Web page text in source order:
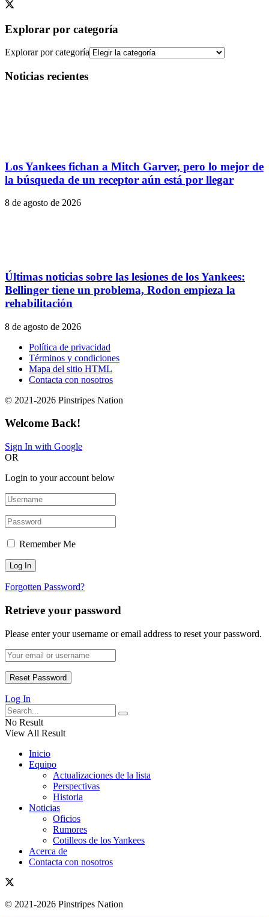
Explorar por categoría
Explorar por categoría
Noticias recientes
Los Yankees fichan a Mitch Garver, pero lo mejor de
la búsqueda de un receptor aún está por llegar
8 de agosto de 2026
Últimas noticias sobre las lesiones de los Yankees:
Bellinger tiene un problema, Rodon empieza la
rehabilitación
8 de agosto de 2026
Política de privacidad
Términos y condiciones
Mapa del sitio HTML
Contacta con nosotros
© 2021-2026 Pinstripes Nation
Welcome Back!
Sign In with Google
OR
Login to your account below
Remember Me
Forgotten Password?
Retrieve your password
Please enter your username or email address to reset your password.
Log In
No Result
View All Result
Inicio
Equipo
Actualizaciones de la lista
Perspectivas
Historia
Noticias
Oficios
Rumores
Cotilleos de los Yankees
Acerca de
Contacta con nosotros
© 2021-2026 Pinstripes Nation